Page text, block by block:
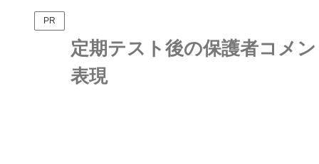
PR
定期テスト後の保護者コメ
表現